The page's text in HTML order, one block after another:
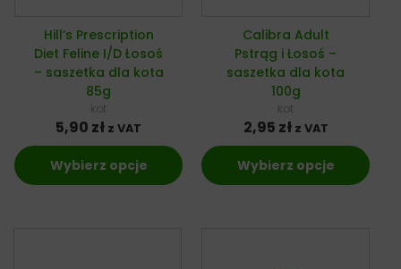
Hill’s Prescription
Diet Feline I/D Łosoś
– saszetka dla kota
85g
kot
5,90 zł z VAT
Wybierz opcje
Calibra Adult
Pstrąg i Łosoś –
saszetka dla kota
100g
kot
2,95 zł z VAT
Wybierz opcje